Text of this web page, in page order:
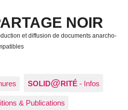
NOIR
et diffusion de documents anarcho-
SOLID@RITÉ - Infos
& Publications